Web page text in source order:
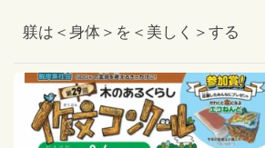
躾は＜身体＞を＜美しく＞する